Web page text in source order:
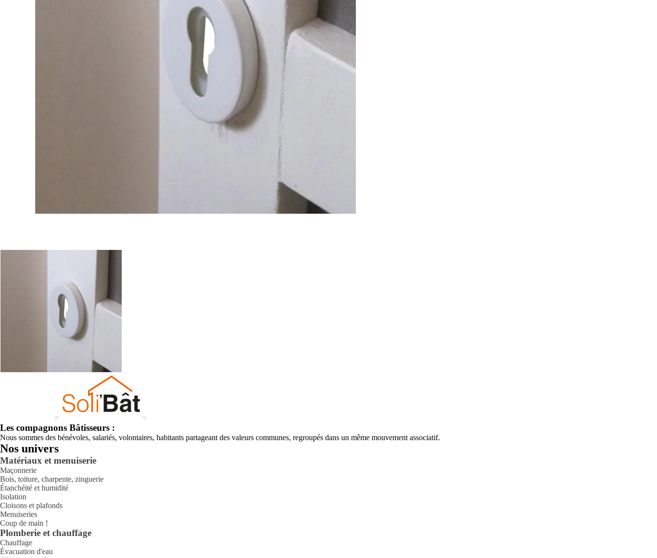
Les compagnons Bâtisseurs :
Nous sommes des bénévoles, salariés, volontaires, habitants partageant des valeurs communes, regroupés dans un même mouvement associatif.
Nos univers
Matériaux et menuiserie
Maçonnerie
Bois, toiture, charpente, zinguerie
Étanchéité et humidité
Isolation
Cloisons et plafonds
Menuiseries
Coup de main !
Plomberie et chauffage
Chauffage
Évacuation d'eau